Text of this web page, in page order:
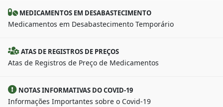
MEDICAMENTOS EM DESABASTECIMENTO
Medicamentos em Desabastecimento Temporário
ATAS DE REGISTROS DE PREÇOS
Atas de Registros de Preço de Medicamentos
NOTAS INFORMATIVAS DO COVID-19
Informações Importantes sobre o Covid-19